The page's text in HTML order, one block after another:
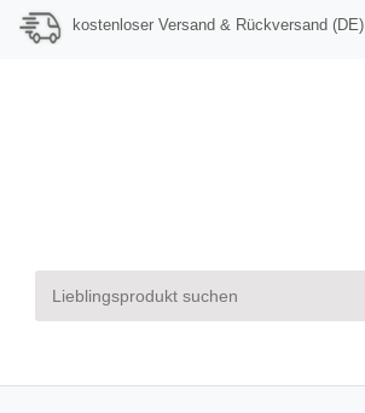
kostenloser Versand & Rückversand (DE)